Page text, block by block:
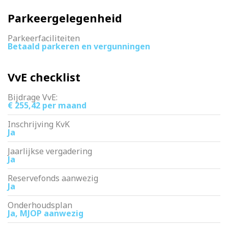
Parkeergelegenheid
Parkeerfaciliteiten
Betaald parkeren en vergunningen
VvE checklist
Bijdrage VvE:
€ 255,42 per maand
Inschrijving KvK
Ja
Jaarlijkse vergadering
Ja
Reservefonds aanwezig
Ja
Onderhoudsplan
Ja, MJOP aanwezig